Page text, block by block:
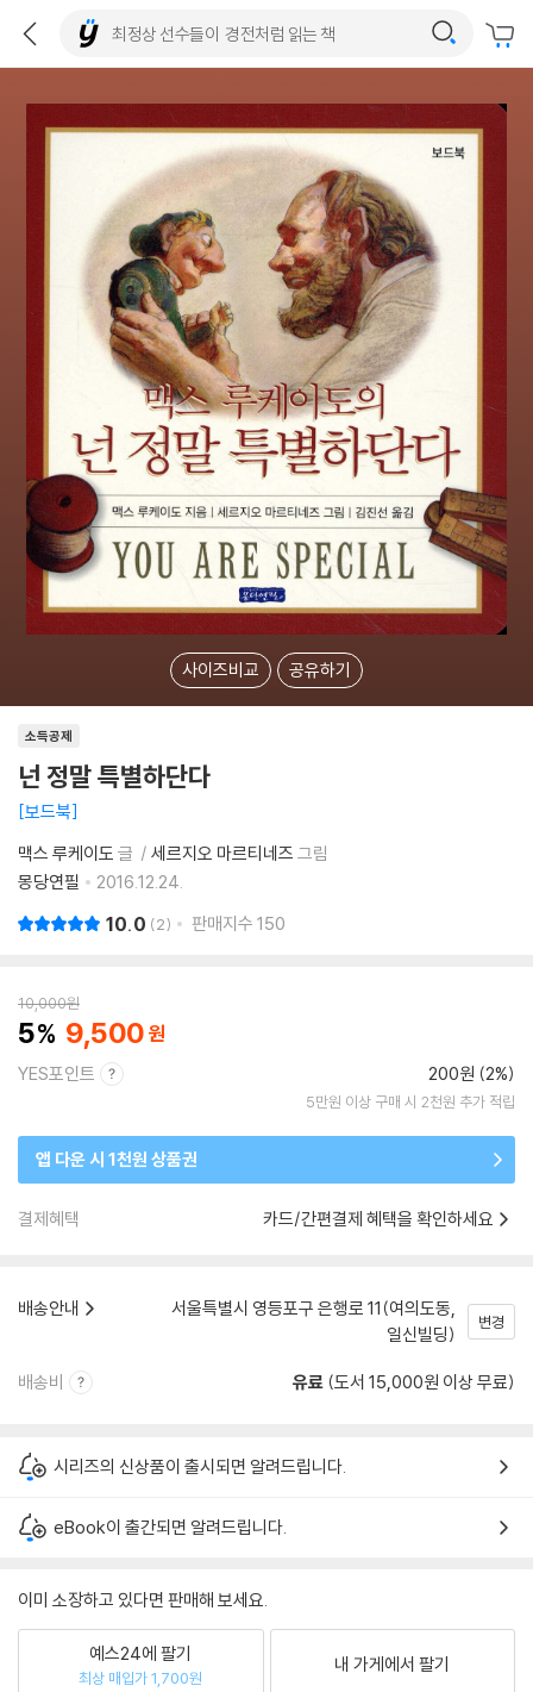
사이즈비교 공유하기
소득공제
넌 정말 특별하단다
보드북
맥스 루케이도 글 세르지오 마르티네즈 그림
몽당연필
2016.12.24.
10.0 2 판매지수 150
10,000원
5 9,500
YES포인트 200원 (2%)
5만원 이상 구매 시 2천원 추가 적립
앱 다운 시 1천원 상품권
결제혜택 카드/간편결제 혜택을 확인하세요
배송안내
서울특별시 영등포구 은행로 11(여의도동,
일신빌딩)
변경
배송비 유료 (도서 15,000원 이상 무료)
시리즈의 신상품이 출시되면 알려드립니다.
eBook이 출간되면 알려드립니다.
이미 소장하고 있다면 판매해 보세요.
예스24에 팔기
최상 매입가 1,700원
내 가게에서 팔기